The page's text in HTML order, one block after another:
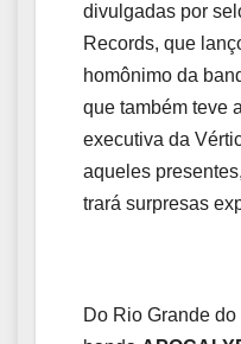
divulgadas por
Records, que
homônimo da
que também teve
executiva da
aqueles
trará surpresas
Do Rio Grande do